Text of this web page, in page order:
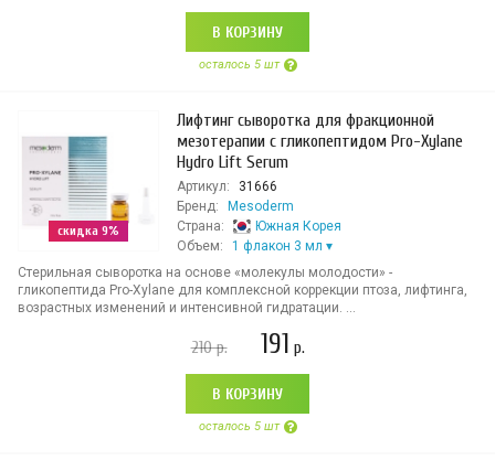
В КОРЗИНУ
осталось 5 шт
скидка 9%
Лифтинг сыворотка для фракционной
мезотерапии с гликопептидом Pro-Xylane
Hydro Lift Serum
Артикул:
31666
Бренд:
Mesoderm
Страна:
Южная Корея
Объем:
1 флакон 3 мл
Стерильная сыворотка на основе «молекулы молодости» -
гликопептида Pro-Xylane для комплексной коррекции птоза, лифтинга,
возрастных изменений и интенсивной гидратации. ...
210р. 191 р.
В КОРЗИНУ
осталось 5 шт